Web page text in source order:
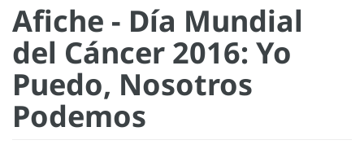
Afiche - Día Mundial
del Cáncer 2016: Yo
Puedo, Nosotros
Podemos